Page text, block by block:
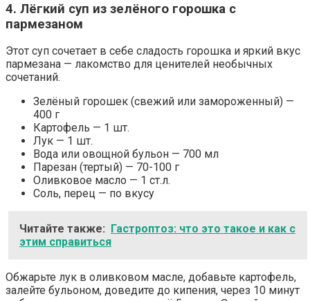
4. Лёгкий суп из зелёного горошка с
пармезаном
Этот суп сочетает в себе сладость горошка и яркий вкус
пармезана — лакомство для ценителей необычных
сочетаний.
Зелёный горошек (свежий или замороженный) —
400 г
Картофель — 1 шт.
Лук — 1 шт.
Вода или овощной бульон — 700 мл
Парезан (тертый) — 70-100 г
Оливковое масло — 1 ст.л.
Соль, перец — по вкусу
Читайте также:
Гастроптоз: что это такое и как с
этим справиться
Обжарьте лук в оливковом масле, добавьте картофель,
залейте бульоном, доведите до кипения, через 10 минут